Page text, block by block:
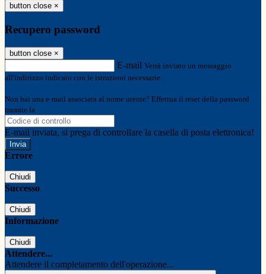
button close ×
Recupero password
button close ×
E-mail Verrà inviato un messaggio
all'indirizzo indicato con le istruzioni necessarie.
Non hai una e-mail associata al nome utente? Effettua il reset della password
tramite la
E-mail inviata, si prega di controllare la casella di posta elettronica!
Errore
Chiudi
Successo
Chiudi
Informazione
Chiudi
Attendere...
Attendere il completamento dell'operazione...